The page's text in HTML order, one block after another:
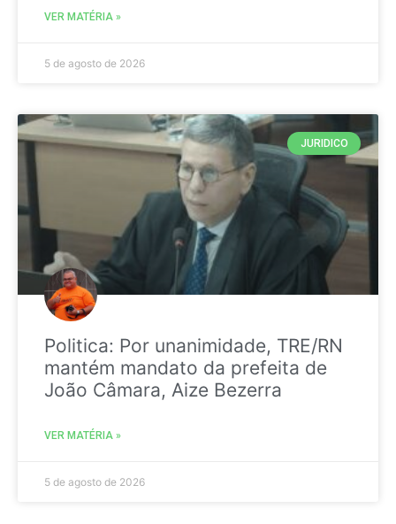
VER MATÉRIA »
5 de agosto de 2026
JURIDICO
Politica: Por unanimidade, TRE/RN
mantém mandato da prefeita de
João Câmara, Aize Bezerra
VER MATÉRIA »
5 de agosto de 2026